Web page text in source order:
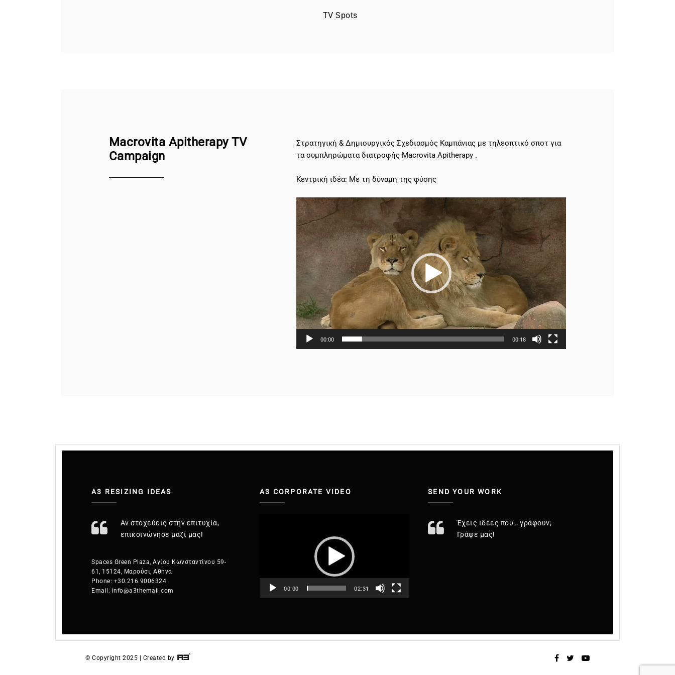
TV Spots
Macrovita Apitherapy TV
Campaign
Στρατηγική & Δημιουργικός Σχεδιασμός Καμπάνιας με τηλεοπτικό σποτ για
τα συμπληρώματα διατροφής Macrovita Apitherapy .
Κεντρική ιδέα: Με τη δύναμη της φύσης
Πρόγραμμα
Αναπαραγωγής
Βίντεο
00:00 00:18
A3 RESIZING IDEAS
Αν στοχεύεις στην επιτυχία,
επικοινώνησε μαζί μας!
Spaces Green Plaza, Αγίου Κωνσταντίνου 59-
61, 15124, Μαρούσι, Αθήνα
Phone: +30.216.9006324
Email: info@a3themail.com
A3 CORPORATE VIDEO
00:00 02:31
SEND YOUR WORK
Έχεις ιδέες που… γράφουν;
Γράψε μας!
© Copyright 2025 | Created by